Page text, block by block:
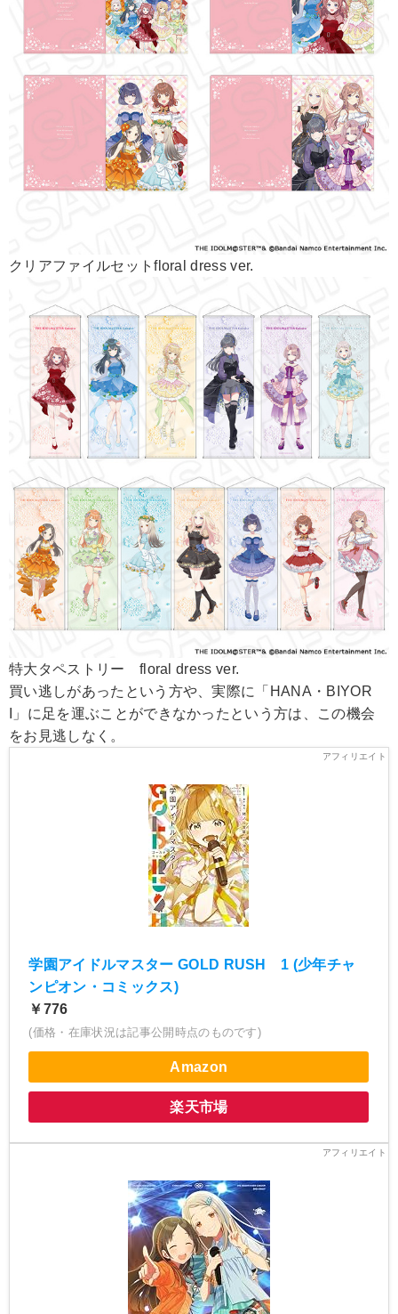
クリアファイルセットfloral dress ver.
特大タペストリー floral dress ver.
買い逃しがあったという方や、実際に「HANA・BIYOR
I」に足を運ぶことができなかったという方は、この機会
をお見逃しなく。
学園アイドルマスター GOLD RUSH 1 (少年チャ
ンピオン・コミックス)
￥776
(価格・在庫状況は記事公開時点のものです)
Amazon
楽天市場